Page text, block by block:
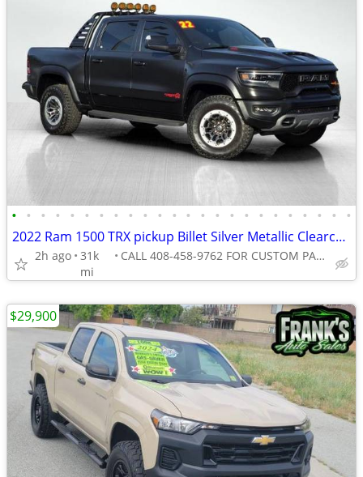
• • • • • • • • • • • • • • • • • • • • • • • •
2022 Ram 1500 TRX pickup Billet Silver Metallic Clearcoat
2h ago 31k
mi
CALL 408-458-9762 FOR CUSTOM PAYMENT
$29,900